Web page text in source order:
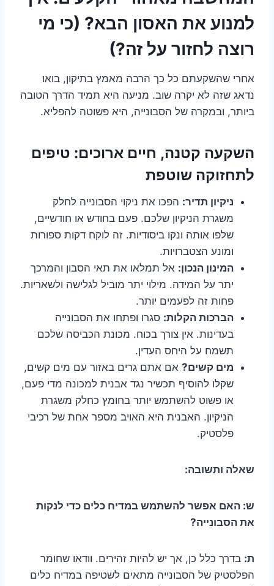
למנוע את האסון הבא? (כי מי
רוצה לחזור על זה?)
אחרי שהשקעתם כל כך הרבה מאמץ בתיקון, בואו
נדאג שזה לא יקרה שוב. מניעה היא תמיד הדרך הטובה
ביותר, ובמקרה של הסבונייה, היא פשוטה להפליא.
השקעה קטנה, חיים ארוכים: טיפים
לתחזוקה שוטפת
ניקיון תדיר: הפכו את ניקוי הסבונייה לחלק
משגרת הניקיון שלכם. פעם בחודש או חודשיים,
שלפו אותה ונקו ביסודיות. זה לוקח דקות ספורות
ומונע הצטברויות.
המינון הנכון: אל תמלאו את תאי הסבון והמרכך
יתר על המידה. מילוי יתר מוביל לגלישה ולשאריות.
פחות זה לפעמים יותר.
הברכות הקלות: סגרו ופתחו את הסבונייה
בעדינות. אין צורך בכוח. מכונת הכביסה שלכם
תשמח על היחס העדין.
מים קשים? אם אתם גרים באזור עם מים קשים,
שקלו להוסיף תכשיר נגד אבנית למכונה מדי פעם,
או פשוט להשתמש יותר בחומץ כחלק משגרת
הניקיון. האבנית היא האויב מספר אחת של רכיבי
פלסטיק.
שאלה ותשובה:
ש: האם אפשר להשתמש במדיח כלים כדי לנקות
את הסבונייה?
ת: בדרך כלל כן, אך יש להיות זהירים. וודאו שחומר
הפלסטיק של הסבונייה מתאים לשטיפה במדיח כלים